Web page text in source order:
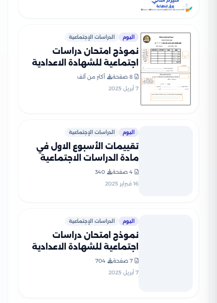
اليوم الدراسات الإجتماعية
نموذج امتحان دراسات
اجتماعية للشهادة الاعدادية
بنظام البوكليت من محافظة
8 صفحة
أكثر من ألف
7 أبريل 2025
اليوم الدراسات الإجتماعية
تقييمات الأسبوع الاول في
مادة الدراسات الاجتماعية
للصف الثالث الاعدادي الترم
الثاني 2025 بصيغة PDF
4 صفحة
340
16 فبراير 2025
اليوم الدراسات الإجتماعية
نموذج امتحان دراسات
اجتماعية للشهادة الاعدادية
بنظام البوكليت من محافظة
7 صفحة
704
7 أبريل 2025